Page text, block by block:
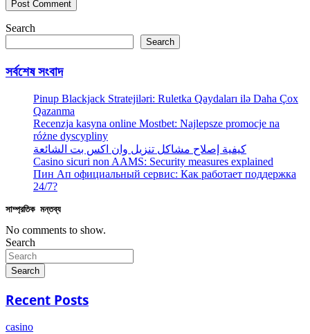
Search
Search
সর্বশেষ সংবাদ
Pinup Blackjack Stratejiləri: Ruletka Qaydaları ilə Daha Çox
Qazanma
Recenzja kasyna online Mostbet: Najlepsze promocje na
różne dyscypliny
كيفية إصلاح مشاكل تنزيل وان اكس بت الشائعة
Casino sicuri non AAMS: Security measures explained
Пин Ап официальный сервис: Как работает поддержка
24/7?
সাম্প্রতিক মন্তব্য
No comments to show.
Search
Search
Recent Posts
casino